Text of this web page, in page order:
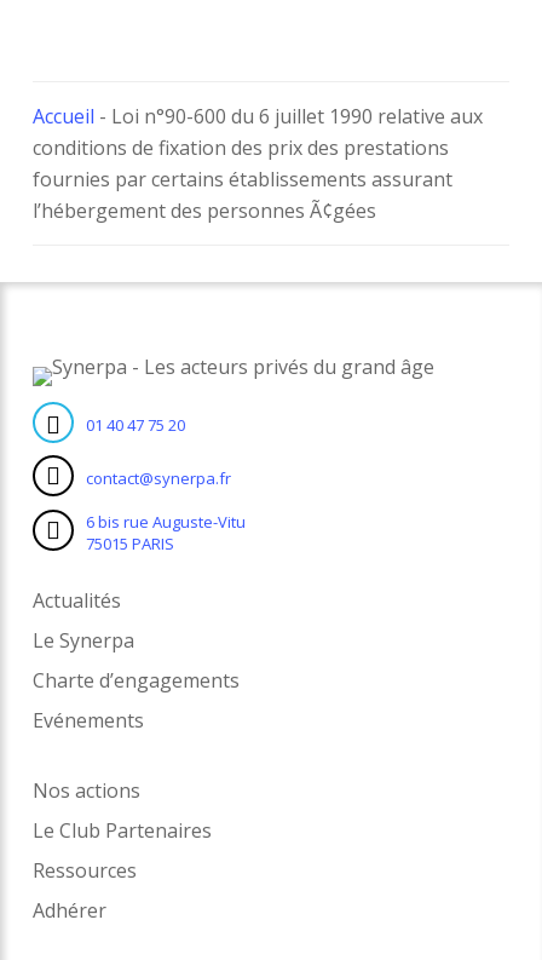
Accueil - Loi n°90-600 du 6 juillet 1990 relative aux
conditions de fixation des prix des prestations
fournies par certains établissements assurant
l’hébergement des personnes Ã¢gées
01 40 47 75 20
contact@synerpa.fr
6 bis rue Auguste-Vitu
75015 PARIS
Actualités
Le Synerpa
Charte d’engagements
Evénements
Nos actions
Le Club Partenaires
Ressources
Adhérer